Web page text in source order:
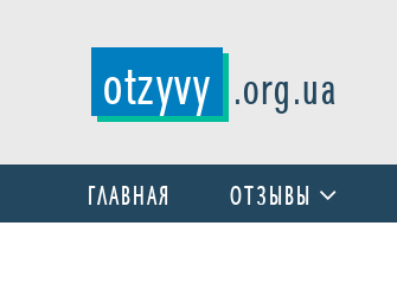
otzyvy .org.ua
ГЛАВНАЯ ОТЗЫВЫ